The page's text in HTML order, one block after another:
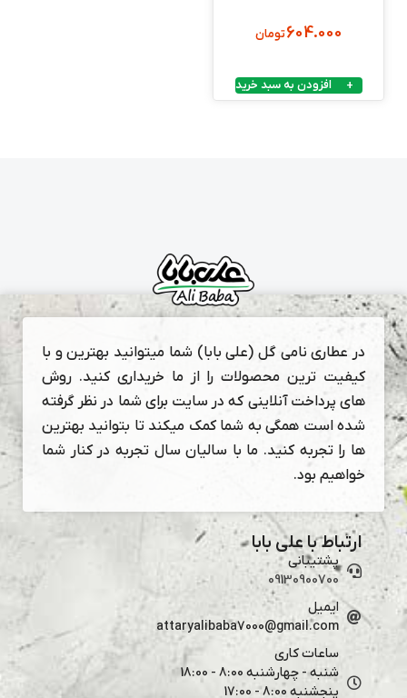
604.000تومان
افزودن به سبد خرید
در عطاری نامی گل (علی بابا) شما میتوانید بهترین و با
کیفیت ترین محصولات را از ما خریداری کنید. روش
های پرداخت آنلاینی که در سایت برای شما در نظر گرفته
شده است همگی به شما کمک میکند تا بتوانید بهترین
ها را تجربه کنید. ما با سالیان سال تجربه در کنار شما
خواهیم بود.
ارتباط با علی بابا
پشتیبانی
09130900700
ایمیل
attaryalibaba7000@gmail.com
ساعات کاری
شنبه - چهارشنبه 8:00 - 18:00
پنجشنبه 8:00 - 17:00